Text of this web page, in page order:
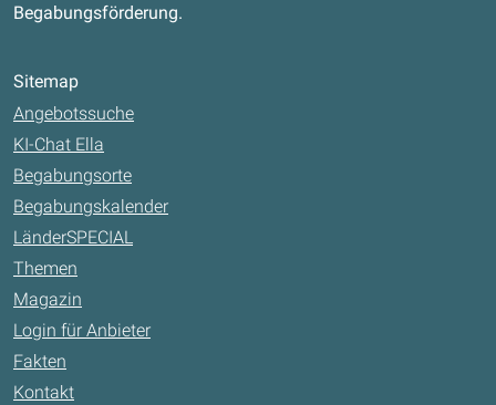
Begabungsförderung.
Sitemap
Angebotssuche
KI-Chat Ella
Begabungsorte
Begabungskalender
LänderSPECIAL
Themen
Magazin
Login für Anbieter
Fakten
Kontakt